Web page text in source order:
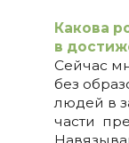
Какова
в
Сейчас
без
людей в
части